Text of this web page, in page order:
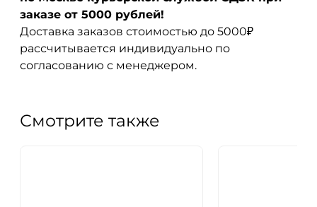
заказе от 5000 рублей!
Доставка заказов стоимостью до 5000₽
рассчитывается индивидуально по
согласованию с менеджером.
Смотрите также